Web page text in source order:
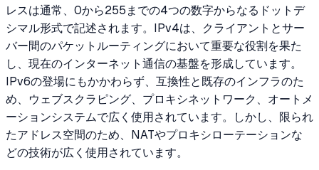
レスは通常、0から255までの4つの数字からなるドットデ
シマル形式で記述されます。IPv4は、クライアントとサー
バー間のパケットルーティングにおいて重要な役割を果た
し、現在のインターネット通信の基盤を形成しています。
IPv6の登場にもかかわらず、互換性と既存のインフラのた
め、ウェブスクラピング、プロキシネットワーク、オートメ
ーションシステムで広く使用されています。しかし、限られ
たアドレス空間のため、NATやプロキシローテーションな
どの技術が広く使用されています。